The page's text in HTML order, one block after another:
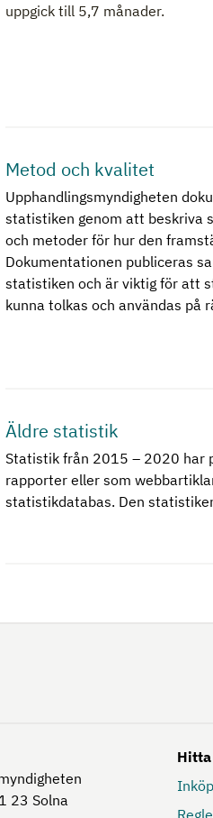
uppgick till 5,7 månader.
Metod och kvalitet
Upphandlingsmyndigheten
statistiken genom att beskriva
och metoder för hur den
Dokumentationen publiceras
statistiken och är viktig för att
kunna tolkas och användas på
Äldre statistik
Statistik från 2015 – 2020 har
rapporter eller som
statistikdatabas. Den
23 Solna